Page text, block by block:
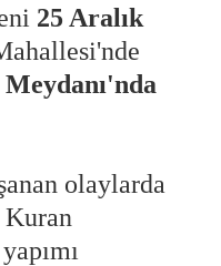
25 Aralık
olaylarda
Kuran